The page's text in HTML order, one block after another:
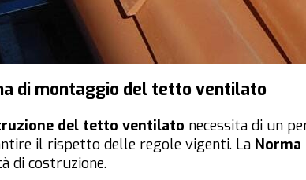
di montaggio del tetto ventilato
del tetto ventilato necessita di un
il rispetto delle regole vigenti. La Norma
di costruzione.